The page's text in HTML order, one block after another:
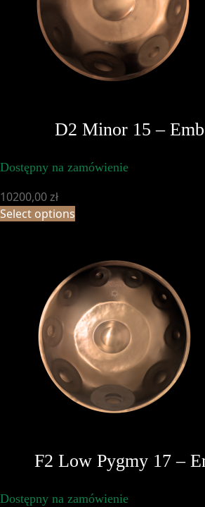
D2 Minor 15 –
Dostępny na zamówienie
10200,00zł
Select options
F2 Low Pygmy 17 –
Dostępny na zamówienie